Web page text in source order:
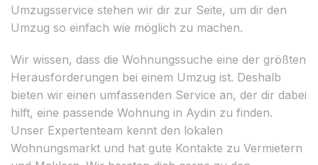
Umzugsservice stehen wir dir zur Seite, um dir den
Umzug so einfach wie möglich zu machen.
Wir wissen, dass die Wohnungssuche eine der größten
Herausforderungen bei einem Umzug ist. Deshalb
bieten wir einen umfassenden Service an, der dir dabei
hilft, eine passende Wohnung in Aydin zu finden.
Unser Expertenteam kennt den lokalen
Wohnungsmarkt und hat gute Kontakte zu Vermietern